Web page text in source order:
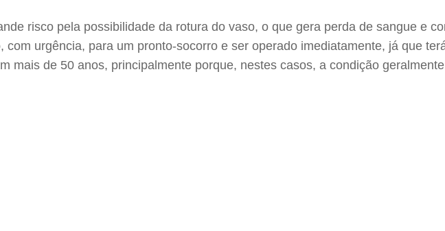
risco pela possibilidade da rotura do vaso, o que gera perda de sangue e
com urgência, para um pronto-socorro e ser operado imediatamente, já que
mais de 50 anos, principalmente porque, nestes casos, a condição